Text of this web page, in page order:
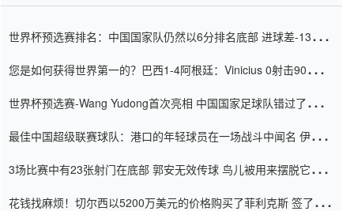
世界杯预选赛排名：中国国家队仍然以6分排名底部 进球差-13令人
您是如何获得世界第一的？巴西1-4阿根廷：Vinicius 0射击90分钟
世界杯预选赛-Wang Yudong首次亮相 中国国家足球队错过了世界
最佳中国超级联赛球队：港口的年轻球员在一场战斗中闻名 伊万放
3场比赛中有23张射门在底部 郭安无效传球 鸟儿被用来摆脱它
花钱找麻烦！切尔西以5200万美元的价格购买了菲利克斯 签了7年